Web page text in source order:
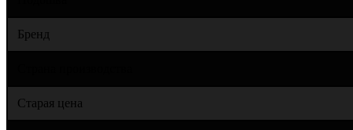
Бренд
Старая цена